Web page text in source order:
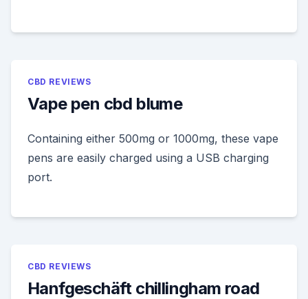
CBD REVIEWS
Vape pen cbd blume
Containing either 500mg or 1000mg, these vape
pens are easily charged using a USB charging
port.
CBD REVIEWS
Hanfgeschäft chillingham road